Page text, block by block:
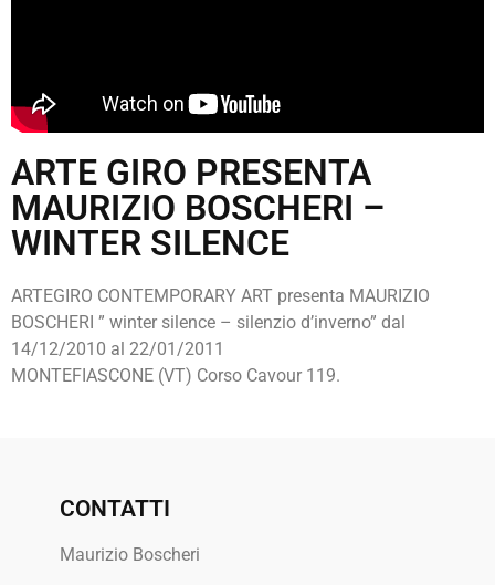
ARTE GIRO PRESENTA
MAURIZIO BOSCHERI –
WINTER SILENCE
ARTEGIRO CONTEMPORARY ART presenta MAURIZIO
BOSCHERI ” winter silence – silenzio d’inverno” dal
14/12/2010 al 22/01/2011
MONTEFIASCONE (VT) Corso Cavour 119.
CONTATTI
Maurizio Boscheri